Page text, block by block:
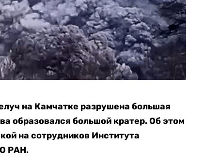
на Камчатке разрушена большая
образовался большой кратер. Об этом
на сотрудников Института
РАН.